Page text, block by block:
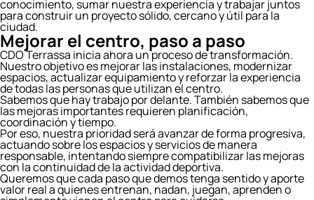
conocimiento, sumar nuestra experiencia y trabajar juntos
para construir un proyecto sólido, cercano y útil para la
ciudad.
Mejorar el centro, paso a paso
CDO Terrassa inicia ahora un proceso de transformación.
Nuestro objetivo es mejorar las instalaciones, modernizar
espacios, actualizar equipamiento y reforzar la experiencia
de todas las personas que utilizan el centro.
Sabemos que hay trabajo por delante. También sabemos que
las mejoras importantes requieren planificación,
coordinación y tiempo.
Por eso, nuestra prioridad será avanzar de forma progresiva,
actuando sobre los espacios y servicios de manera
responsable, intentando siempre compatibilizar las mejoras
con la continuidad de la actividad deportiva.
Queremos que cada paso que demos tenga sentido y aporte
valor real a quienes entrenan, nadan, juegan, aprenden o